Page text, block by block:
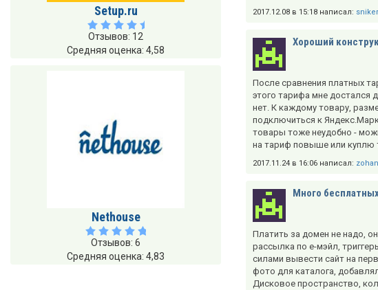
Setup.ru
Отзывов: 12
Средняя оценка: 4,58
Nethouse
Отзывов: 6
Средняя оценка: 4,83
2017.12.08 в 15:18 написал:
Хороший
После сравнения платных
этого тарифа мне достался
нет. К каждому товару,
подключиться к
товары тоже неудобно -
на тариф повыше или куплю
2017.11.24 в 16:06 написал: zohan
Много
Платить за домен не надо,
рассылка по е-мэйл,
силами вывести сайт на
фото для каталога,
Дисковое пространство,